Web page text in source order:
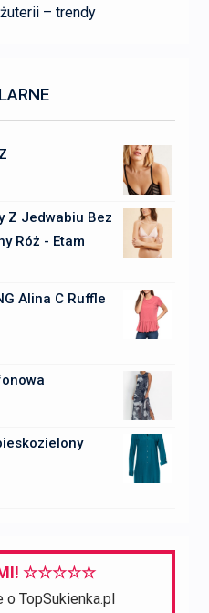
– trendy
Z Jedwabiu Bez
Róż - Etam
Alina C Ruffle
☆☆☆☆☆
o TopSukienka.pl